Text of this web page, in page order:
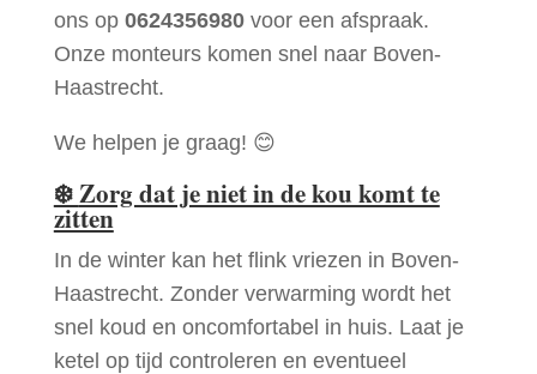
ons op 0624356980voor een afspraak.
Onze monteurs komen snel naar Boven-
Haastrecht.
We helpen je graag! 😊
❄️Zorg dat je niet in de kou komt te
zitten
In de winter kan het flink vriezen in Boven-
Haastrecht. Zonder verwarming wordt het
snel koud en oncomfortabel in huis. Laat je
ketel op tijd controleren en eventueel